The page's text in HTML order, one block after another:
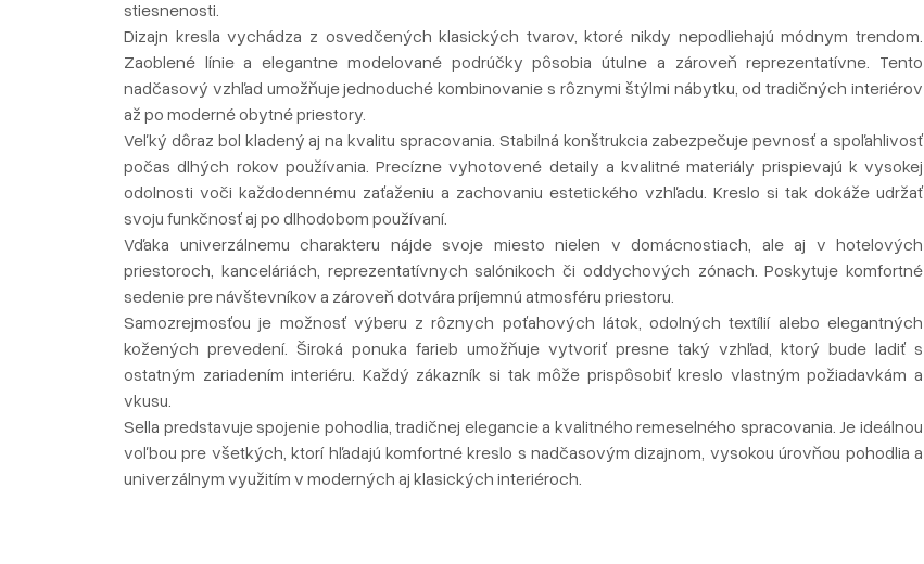
stiesnenosti.
Dizajn kresla vychádza z osvedčených klasických tvarov, ktoré nikdy nepodliehajú módnym trendom.
Zaoblené línie a elegantne modelované podrúčky pôsobia útulne a zároveň reprezentatívne. Tento
nadčasový vzhľad umožňuje jednoduché kombinovanie s rôznymi štýlmi nábytku, od tradičných interiérov
až po moderné obytné priestory.
Veľký dôraz bol kladený aj na kvalitu spracovania. Stabilná konštrukcia zabezpečuje pevnosť a spoľahlivosť
počas dlhých rokov používania. Precízne vyhotovené detaily a kvalitné materiály prispievajú k vysokej
odolnosti voči každodennému zaťaženiu a zachovaniu estetického vzhľadu. Kreslo si tak dokáže udržať
svoju funkčnosť aj po dlhodobom používaní.
Vďaka univerzálnemu charakteru nájde svoje miesto nielen v domácnostiach, ale aj v hotelových
priestoroch, kanceláriách, reprezentatívnych salónikoch či oddychových zónach. Poskytuje komfortné
sedenie pre návštevníkov a zároveň dotvára príjemnú atmosféru priestoru.
Samozrejmosťou je možnosť výberu z rôznych poťahových látok, odolných textílií alebo elegantných
kožených prevedení. Široká ponuka farieb umožňuje vytvoriť presne taký vzhľad, ktorý bude ladiť s
ostatným zariadením interiéru. Každý zákazník si tak môže prispôsobiť kreslo vlastným požiadavkám a
vkusu.
Sella predstavuje spojenie pohodlia, tradičnej elegancie a kvalitného remeselného spracovania. Je ideálnou
voľbou pre všetkých, ktorí hľadajú komfortné kreslo s nadčasovým dizajnom, vysokou úrovňou pohodlia a
univerzálnym využitím v moderných aj klasických interiéroch.